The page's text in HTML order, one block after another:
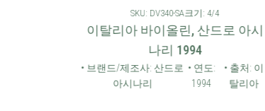
SKU: DV340-SA크기: 4/4
이탈리아 바이올린, 산드로 아시
나리 1994
• 브랜드/제조사: 산드로
아시나리
• 연도:
1994
• 출처: 이
탈리아